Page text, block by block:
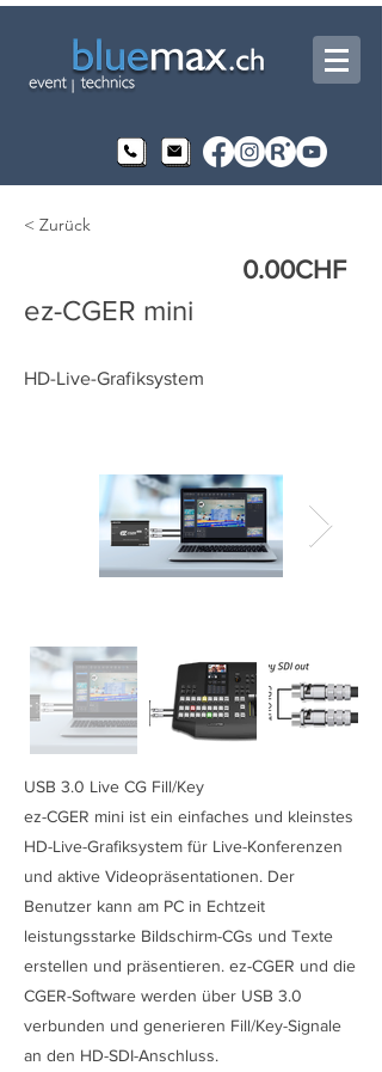
< Zurück
0.00CHF
ez-CGER mini
HD-Live-Grafiksystem
USB 3.0 Live CG Fill/Key
ez-CGER mini ist ein einfaches und kleinstes
HD-Live-Grafiksystem für Live-Konferenzen
und aktive Videopräsentationen. Der
Benutzer kann am PC in Echtzeit
leistungsstarke Bildschirm-CGs und Texte
erstellen und präsentieren. ez-CGER und die
CGER-Software werden über USB 3.0
verbunden und generieren Fill/Key-Signale
an den HD-SDI-Anschluss.